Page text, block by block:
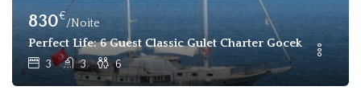
830€
/Noite
Perfect Life: 6 Guest Classic Gulet Charter Gocek
3 3 6